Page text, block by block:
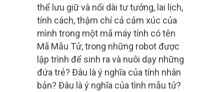
thể lưu giữ và nối dài tư tưởng, lai lịch,
tính cách, thậm chí cả cảm xúc của
mình trong một mã máy tính có tên
Mã Mẫu Tử, trong những robot được
lập trình để sinh ra và nuôi dạy những
đứa trẻ? Đâu là ý nghĩa của tính nhân
bản? Đâu là ý nghĩa của tình mẫu tử?